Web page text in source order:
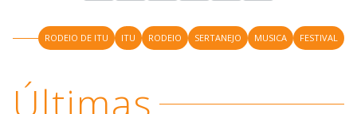
RODEIO DE ITU ITU RODEIO SERTANEJO MUSICA FESTIVAL
Últimas